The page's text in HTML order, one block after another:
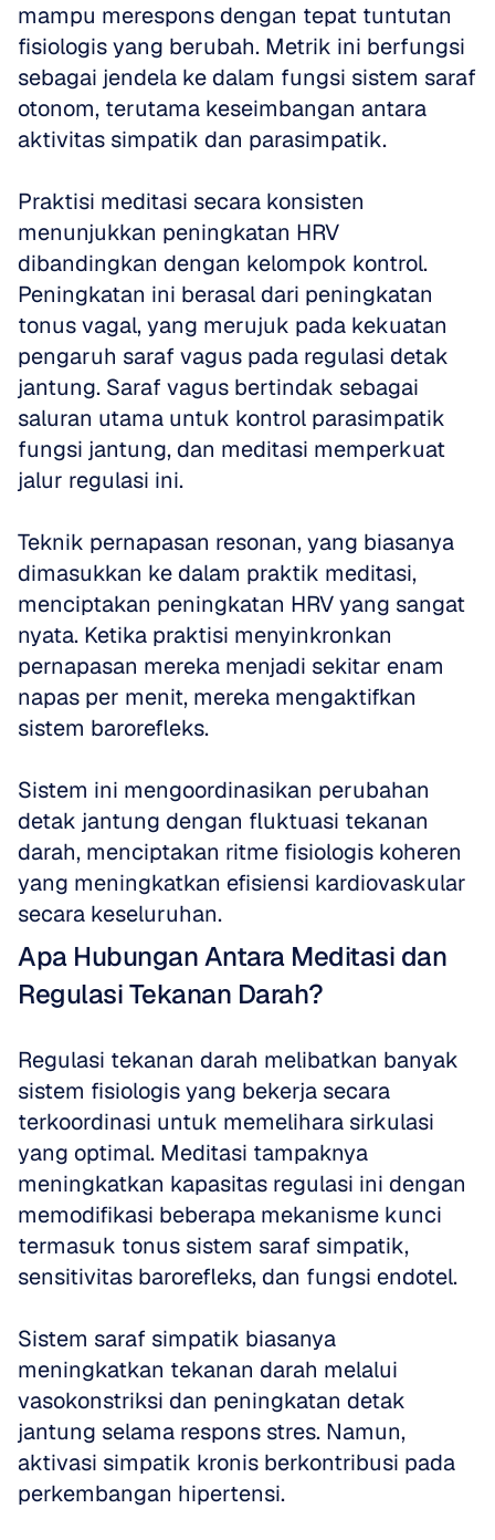
mampu merespons dengan tepat tuntutan
fisiologis yang berubah. Metrik ini berfungsi
sebagai jendela ke dalam fungsi sistem saraf
otonom, terutama keseimbangan antara
aktivitas simpatik dan parasimpatik.
Praktisi meditasi secara konsisten
menunjukkan peningkatan HRV
dibandingkan dengan kelompok kontrol.
Peningkatan ini berasal dari peningkatan
tonus vagal, yang merujuk pada kekuatan
pengaruh saraf vagus pada regulasi detak
jantung. Saraf vagus bertindak sebagai
saluran utama untuk kontrol parasimpatik
fungsi jantung, dan meditasi memperkuat
jalur regulasi ini.
Teknik pernapasan resonan, yang biasanya
dimasukkan ke dalam praktik meditasi,
menciptakan peningkatan HRV yang sangat
nyata. Ketika praktisi menyinkronkan
pernapasan mereka menjadi sekitar enam
napas per menit, mereka mengaktifkan
sistem barorefleks.
Sistem ini mengoordinasikan perubahan
detak jantung dengan fluktuasi tekanan
darah, menciptakan ritme fisiologis koheren
yang meningkatkan efisiensi kardiovaskular
secara keseluruhan.
Apa Hubungan Antara Meditasi dan
Regulasi Tekanan Darah?
Regulasi tekanan darah melibatkan banyak
sistem fisiologis yang bekerja secara
terkoordinasi untuk memelihara sirkulasi
yang optimal. Meditasi tampaknya
meningkatkan kapasitas regulasi ini dengan
memodifikasi beberapa mekanisme kunci
termasuk tonus sistem saraf simpatik,
sensitivitas barorefleks, dan fungsi endotel.
Sistem saraf simpatik biasanya
meningkatkan tekanan darah melalui
vasokonstriksi dan peningkatan detak
jantung selama respons stres. Namun,
aktivasi simpatik kronis berkontribusi pada
perkembangan hipertensi.